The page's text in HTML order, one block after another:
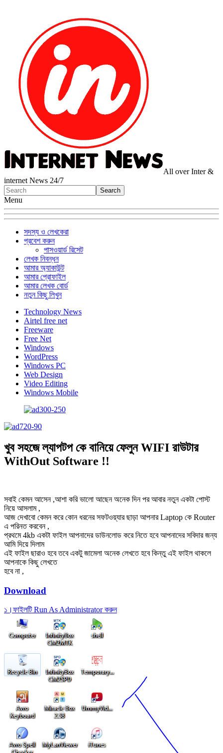
All over Inter &
internet News 24/7
Menu
সদস্য ও লেখকেরা
প্রবেশ করুন
পাসওয়ার্ড রিসেট
লেখক নিবন্ধন
আমার অ্যাকাউন্ট
আমার প্রোফাইল
আমার লেখক বোর্ড
নতুন কিছু লিখুন
Technology News
Airtel free net
Freeware
Free Net
Windows
WordPress
Windows PC
Web Design
Video Editing
Windows Mobile
খুব সহজে ল্যাপটপ কে বানিয়ে ফেলুন WIFI রাউটার
WithOut Software !!
সবাই কেমন আসেন ,আশা করি ভালো আছেন অনেক দিন পর আবার নতুন একটা পোস্ট
নিয়ে আসলাম ,
আজ দেখাবো কেমন করে কোন ধরনের সফটওয়্যার ছাড়া আপনার Laptop কে Router
এ পরিনত করবেন ,
প্রথমে 4kb একটা ফাইল আপনাদের ডাউনলোড করে নিতে হবে আপনাদের সবিদার জন্য
আমি দিয়ে দিলাম
এই ফাইল ছারাও হবে তবে একটু জামেলা অনেক লেখতে হবে কিন্তু এই ফাইল থাকলে
আপনাকে কিছু লেখতে
হবে না ,
Download
১।ফাইলটি Run As Administrator করুন